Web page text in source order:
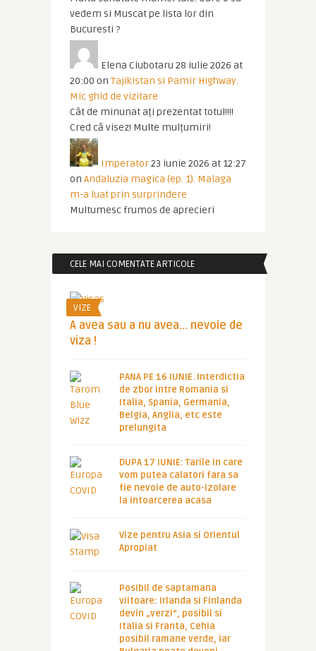
vedem si Muscat pe lista lor din
Bucuresti ?
Elena Ciubotaru 28 iulie 2026 at
20:00 on Tajikistan si Pamir Highway.
Mic ghid de vizitare
Cât de minunat ați prezentat totul!!!!
Cred că visez! Multe mulțumiri!
Imperator23 iunie 2026 at 12:27
on Andaluzia magica (ep. 1). Malaga
m-a luat prin surprindere
Multumesc frumos de aprecieri
CELE MAI COMENTATE ARTICOLE
VIZE
A avea sau a nu avea… nevoie de
viza !
PANA PE 16 IUNIE. Interdictia
de zbor intre Romania si
Italia, Spania, Germania,
Belgia, Anglia, etc este
prelungita
DUPA 17 IUNIE: Tarile in care
vom putea calatori fara sa
fie nevoie de auto-izolare
la intoarcerea acasa
Vize pentru Asia si Orientul
Apropiat
Posibil de saptamana
viitoare: Irlanda si Finlanda
devin „verzi”, posibil si
Italia si Franta, Cehia
posibil ramane verde, iar